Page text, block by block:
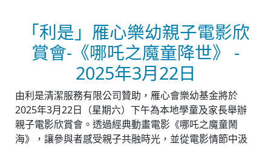
「利是」雁心樂幼親子電影欣
賞會-《哪吒之魔童降世》 -
2025年3月22日
由利是清潔服務有限公司贊助，雁心會樂幼基金將於
2025年3月22日（星期六）下午為本地學童及家長舉辦
親子電影欣賞會。透過經典動畫電影《哪吒之魔童鬧
海》，讓參與者感受親子共融時光，並從電影情節中汲